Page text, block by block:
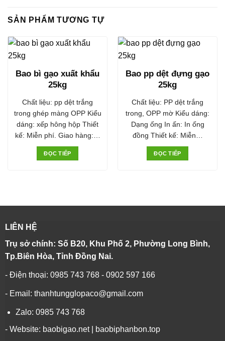
SẢN PHẨM TƯƠNG TỰ
Bao bì gạo xuất khẩu
25kg
Chất liệu: pp dệt trắng
trong ghép màng OPP Kiểu
dáng: xếp hông hộp Thiết
kế: Miễn phí. Giao hàng:…
ĐỌC TIẾP
Bao pp dệt đựng gạo
25kg
Chất liệu: PP dệt trắng
trong, OPP mờ Kiểu dáng:
Dạng ống In ấn: In ống
đồng Thiết kế: Miễn…
ĐỌC TIẾP
LIÊN HỆ
Trụ sở chính: Số B20, Khu Phố 2, Phường Long Bình,
Tp.Biên Hòa, Tỉnh Đồng Nai.
- Điện thoại: 0985 743 768 - 0902 597 166
- Email: thanhtungglopaco@gmail.com
Zalo: 0985 743 768
- Website: baobigao.net | baobiphanbon.top